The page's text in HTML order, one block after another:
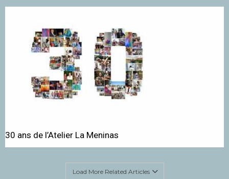
30 ans de l’Atelier La Meninas
Load More Related Articles